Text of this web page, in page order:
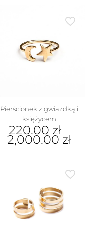
Pierścionek z gwiazdką i
księżycem
220.00 zł–
2,000.00 zł
wariantów.
Opcje
można